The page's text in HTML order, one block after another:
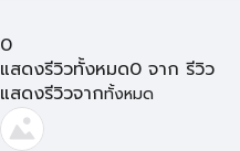
0
แสดงรีวิวทั้งหมด0 จาก รีวิว
แสดงรีวิวจากทั้งหมด